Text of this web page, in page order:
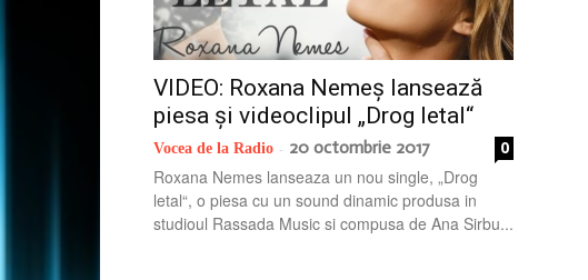
VIDEO: Roxana Nemeș lansează
piesa și videoclipul „Drog letal“
Vocea de la Radio - 20 octombrie 2017 0
Roxana Nemes lanseaza un nou single, „Drog
letal“, o piesa cu un sound dinamic produsa in
studioul Rassada Music si compusa de Ana Sirbu...